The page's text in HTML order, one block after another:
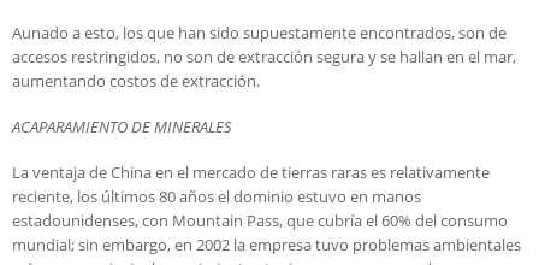
Aunado a esto, los que han sido supuestamente encontrados, son de
accesos restringidos, no son de extracción segura y se hallan en el mar,
aumentando costos de extracción.
ACAPARAMIENTO DE MINERALES
La ventaja de China en el mercado de tierras raras es relativamente
reciente, los últimos 80 años el dominio estuvo en manos
estadounidenses, con Mountain Pass, que cubría el 60% del consumo
mundial; sin embargo, en 2002 la empresa tuvo problemas ambientales